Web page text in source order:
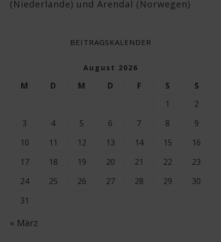
(Niederlande) und Arendal (Norwegen)
BEITRAGSKALENDER
August 2026
M D M D F S
S
1
2
3
4 5 6 7 8
9
10
11 12 13 14 15
16
17
18 19 20 21 22
23
24
25 26 27 28 29
30
31
« März